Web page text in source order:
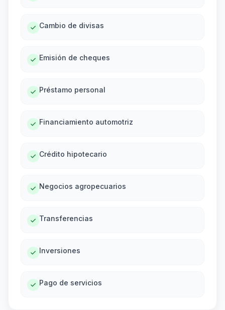
Cambio de divisas
Emisión de cheques
Préstamo personal
Financiamiento automotriz
Crédito hipotecario
Negocios agropecuarios
Transferencias
Inversiones
Pago de servicios